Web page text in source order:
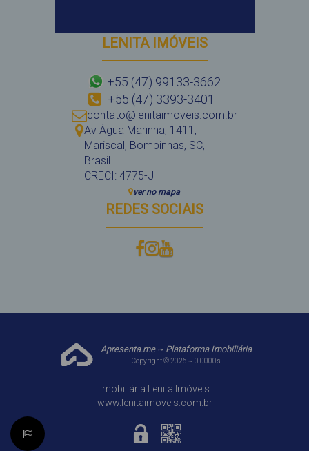
LENITA IMÓVEIS
+55 (47) 99133-3662
+55 (47) 3393-3401
contato@lenitaimoveis.com.br
Av Água Marinha, 1411 ,
Mariscal, Bombinhas, SC,
Brasil
CRECI: 4775-J
ver no mapa
REDES SOCIAIS
Apresenta.me ~ Plataforma Imobiliária
Copyright © 2026 ~ 0.0000s
Imobiliária Lenita Imóveis
www.lenitaimoveis.com.br